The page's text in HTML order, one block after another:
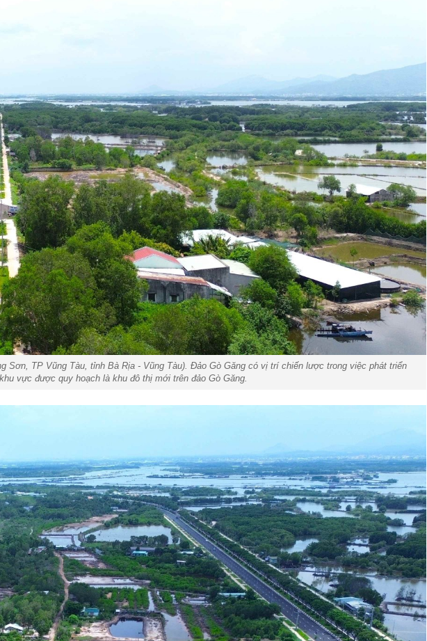
TP Vũng Tàu, tỉnh Bà Rịa - Vũng Tàu). Đảo Gò Găng có vị trí chiến lược trong việc phát triển
vực được quy hoạch là khu đô thị mới trên đảo Gò Găng.